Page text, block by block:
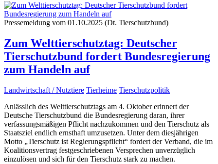
Pressemeldung vom 01.10.2025 (Dt. Tierschutzbund)
Zum Welttierschutztag: Deutscher
Tierschutzbund fordert Bundesregierung
zum Handeln auf
Landwirtschaft / Nutztiere Tierheime Tierschutzpolitik
Anlässlich des Welttierschutztags am 4. Oktober erinnert der
Deutsche Tierschutzbund die Bundesregierung daran, ihrer
verfassungsmäßigen Pflicht nachzukommen und den Tierschutz als
Staatsziel endlich ernsthaft umzusetzen. Unter dem diesjährigen
Motto „Tierschutz ist Regierungspflicht“ fordert der Verband, die im
Koalitionsvertrag festgeschriebenen Versprechen unverzüglich
einzulösen und sich für den Tierschutz stark zu machen.